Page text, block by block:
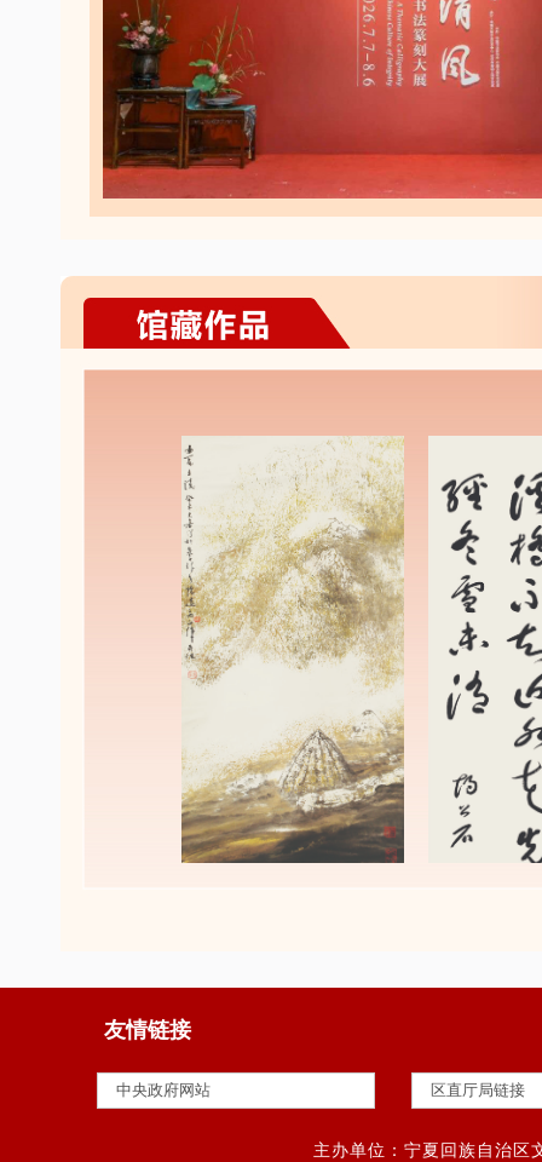
友情链接
主办单位：宁夏回族自治